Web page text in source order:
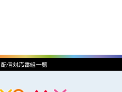
信対応番組一覧